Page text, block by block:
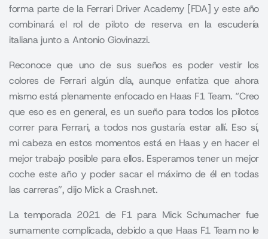
forma parte de la Ferrari Driver Academy [FDA] y este año
combinará el rol de piloto de reserva en la escudería
italiana junto a Antonio Giovinazzi.
Reconoce que uno de sus sueños es poder vestir los
colores de Ferrari algún día, aunque enfatiza que ahora
mismo está plenamente enfocado en Haas F1 Team. “Creo
que eso es en general, es un sueño para todos los pilotos
correr para Ferrari, a todos nos gustaría estar allí. Eso sí,
mi cabeza en estos momentos está en Haas y en hacer el
mejor trabajo posible para ellos. Esperamos tener un mejor
coche este año y poder sacar el máximo de él en todas
las carreras”, dijo Mick a Crash.net.
La temporada 2021 de F1para Mick Schumacher fue
sumamente complicada, debido a que Haas F1 Team no le